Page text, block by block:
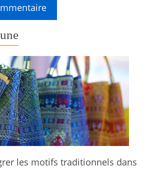
les motifs traditionnels dans